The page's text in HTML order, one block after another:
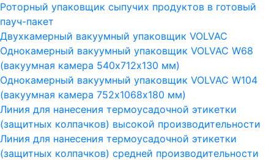
Роторный упаковщик сыпучих продуктов в готовый
пауч-пакет
Двухкамерный вакуумный упаковщик VOLVAC
Однокамерный вакуумный упаковщик VOLVAC W68
(вакуумная камера 540х712х130 мм)
Однокамерный вакуумный упаковщик VOLVAC W104
(вакуумная камера 752х1068х180 мм)
Линия для нанесения термоусадочной этикетки
(защитных колпачков) высокой производительности
Линия для нанесения термоусадочной этикетки
(защитных колпачков) средней производительности